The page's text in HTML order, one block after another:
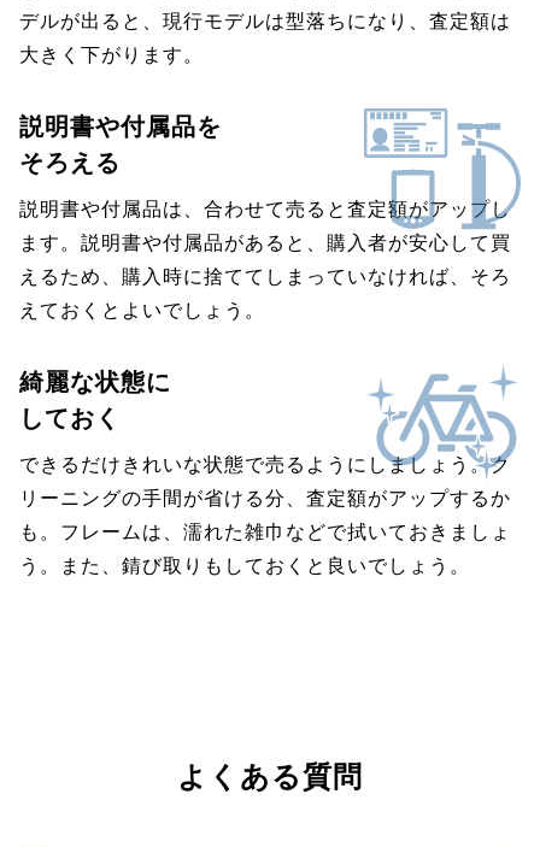
デルが出ると、現行モデルは型落ちになり、査定額は
大きく下がります。
説明書や付属品を
そろえる
説明書や付属品は、合わせて売ると査定額がアップし
ます。説明書や付属品があると、購入者が安心して買
えるため、購入時に捨ててしまっていなければ、そろ
えておくとよいでしょう。
綺麗な状態に
しておく
できるだけきれいな状態で売るようにしましょう。ク
リーニングの手間が省ける分、査定額がアップするか
も。フレームは、濡れた雑巾などで拭いておきましょ
う。また、錆び取りもしておくと良いでしょう。
よくある質問